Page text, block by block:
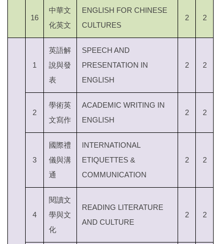
16
中華文
化英文
ENGLISH FOR CHINESE
CULTURES
2 2
1
英語解
說與發
表
SPEECH AND
PRESENTATION IN
ENGLISH
2 2
2
學術英
文寫作
ACADEMIC WRITING IN
ENGLISH
2 2
3
國際禮
儀與溝
通
INTERNATIONAL
ETIQUETTES &
COMMUNICATION
2 2
4
閱讀文
學與文
化
READING LITERATURE
AND CULTURE
2 2